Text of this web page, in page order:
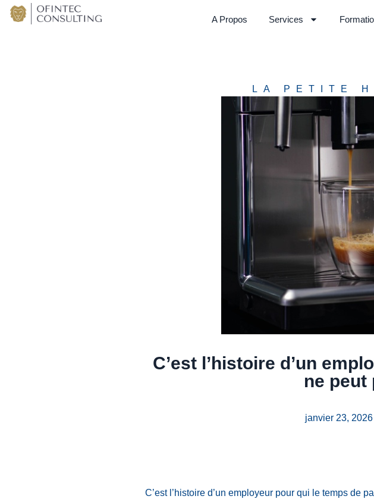
A Propos Services
LA PETITE
C’est l’histoire d’un
ne
janvier 23, 2026
C’est l’histoire d’un employeur pour qui le temps de